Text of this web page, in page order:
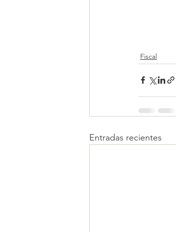
Fiscal
Entradas recientes